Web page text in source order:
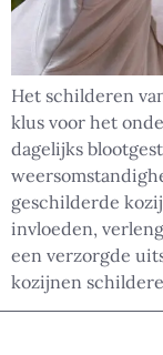
Het schilderen
klus voor het
dagelijks
geschilderde
invloeden,
een verzorgde
kozijnen